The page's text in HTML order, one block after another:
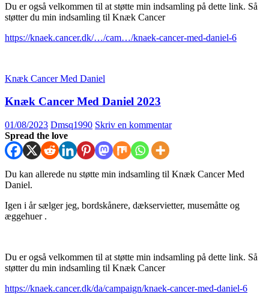
Du er også velkommen til at støtte min indsamling på dette link. Så
støtter du min indsamling til Knæk Cancer
https://knaek.cancer.dk/…/cam…/knaek-cancer-med-daniel-6
Knæk Cancer Med Daniel
Knæk Cancer Med Daniel 2023
01/08/2023 Dmsq1990 Skriv en kommentar
Spread the love
Du kan allerede nu støtte min indsamling til Knæk Cancer Med
Daniel.
Igen i år sælger jeg, bordskånere, dækservietter, musemåtte og
æggehuer .
Du er også velkommen til at støtte min indsamling på dette link. Så
støtter du min indsamling til Knæk Cancer
https://knaek.cancer.dk/da/campaign/knaek-cancer-med-daniel-6